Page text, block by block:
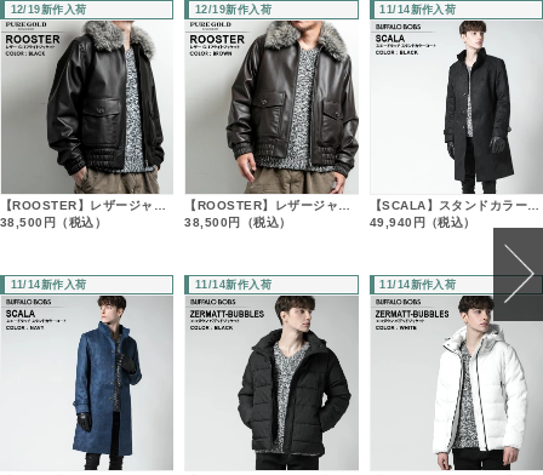
12/19新作入荷
【ROOSTER】レザージャケット
38,500 円（税込）
12/19新作入荷
【ROOSTER】レザージャケット
38,500 円（税込）
11/14新作入荷
【SCALA】スタンドカラーコート
49,940 円（税込）
11/14新作入荷 11/14新作入荷 11/14新作入荷